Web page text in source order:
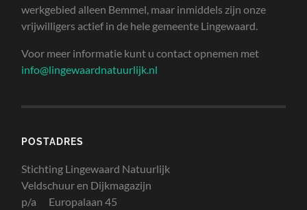
werkgebied alleen Bemmel, maar inmiddels zijn onze
vrijwilligers actief in de hele gemeente Lingewaard.
Voor meer informatie kunt u contact opnemen met
info@lingewaardnatuurlijk.nl
POSTADRES
Stichting Lingewaard Natuurlijk
Veldschuur en Dijkmagazijn
p/a Europalaan 45